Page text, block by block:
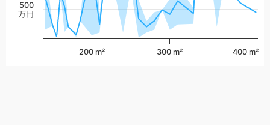
200 m² 300 m² 400 m²
500
万円